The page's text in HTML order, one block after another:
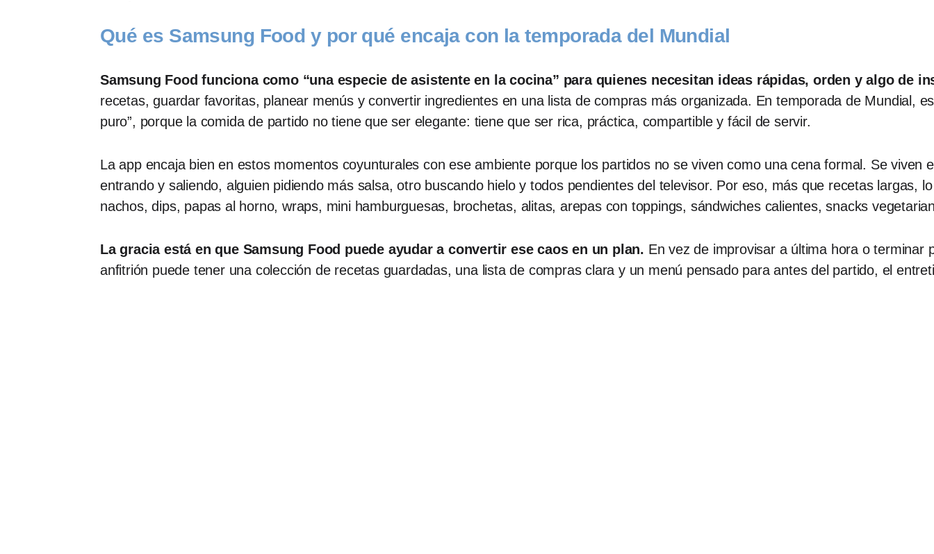
Qué es Samsung Food y por qué encaja con la temporada del Mundial
Samsung Food funciona como “una especie de asistente en la cocina” para quienes necesitan ideas rápidas, orden y algo de
recetas, guardar favoritas, planear menús y convertir ingredientes en una lista de compras más organizada. En temporada de Mundial,
puro”, porque la comida de partido no tiene que ser elegante: tiene que ser rica, práctica, compartible y fácil de servir.
La app encaja bien en estos momentos coyunturales con ese ambiente porque los partidos no se viven como una cena formal. Se viven
entrando y saliendo, alguien pidiendo más salsa, otro buscando hielo y todos pendientes del televisor. Por eso, más que recetas largas,
nachos, dips, papas al horno, wraps, mini hamburguesas, brochetas, alitas, arepas con toppings, sándwiches calientes, snacks
La gracia está en que Samsung Food puede ayudar a convertir ese caos en un plan. En vez de improvisar a última hora o terminar
anfitrión puede tener una colección de recetas guardadas, una lista de compras clara y un menú pensado para antes del partido, el